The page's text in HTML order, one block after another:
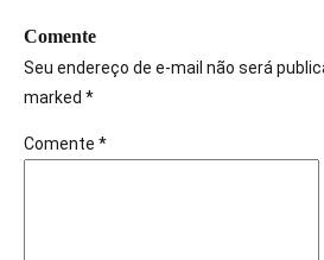
Comente
Seu endereço de e-mail não será
marked *
Comente *